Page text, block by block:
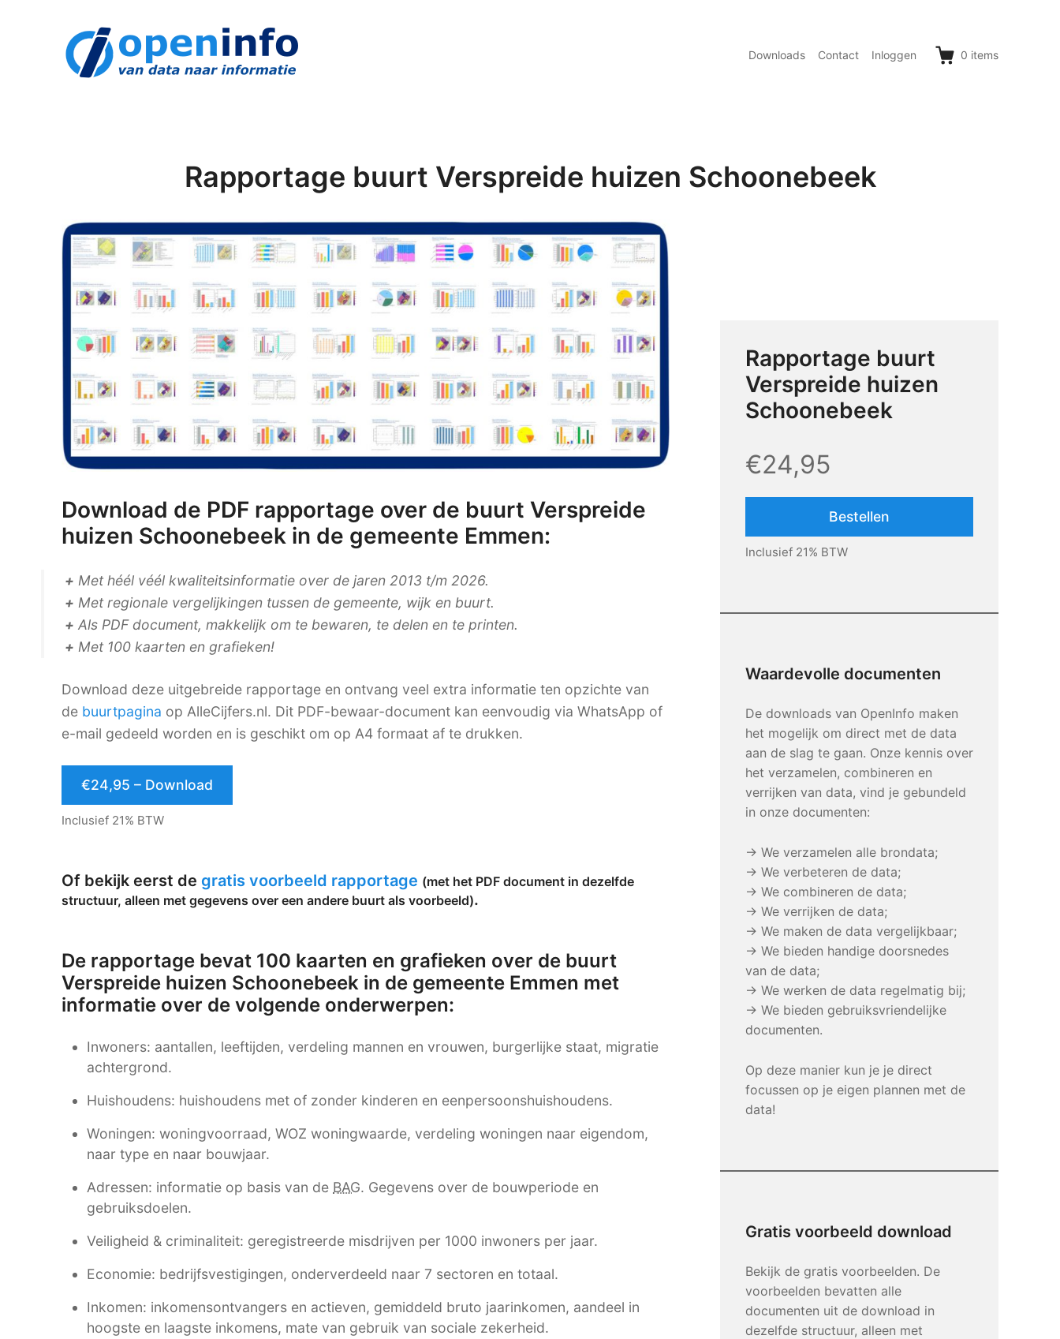
Downloads Contact Inloggen 0 items
Rapportage buurt Verspreide huizen Schoonebeek
Download de PDF rapportage over de buurt Verspreide
huizen Schoonebeek in de gemeente Emmen:
+ Met héél véél kwaliteitsinformatie over de jaren 2013 t/m 2026.
+ Met regionale vergelijkingen tussen de gemeente, wijk en buurt.
+ Als PDF document, makkelijk om te bewaren, te delen en te printen.
+ Met 100 kaarten en grafieken!
Download deze uitgebreide rapportage en ontvang veel extra informatie ten opzichte van
de buurtpagina op AlleCijfers.nl. Dit PDF-bewaar-document kan eenvoudig via WhatsApp of
e-mail gedeeld worden en is geschikt om op A4 formaat af te drukken.
€24,95 – Download
Inclusief 21% BTW
Of bekijk eerst de gratis voorbeeld rapportage (met het PDF document in dezelfde
structuur, alleen met gegevens over een andere buurt als voorbeeld).
De rapportage bevat 100 kaarten en grafieken over de buurt
Verspreide huizen Schoonebeek in de gemeente Emmen met
informatie over de volgende onderwerpen:
Inwoners: aantallen, leeftijden, verdeling mannen en vrouwen, burgerlijke staat, migratie
achtergrond.
Huishoudens: huishoudens met of zonder kinderen en eenpersoonshuishoudens.
Woningen: woningvoorraad, WOZ woningwaarde, verdeling woningen naar eigendom,
naar type en naar bouwjaar.
Adressen: informatie op basis van de BAG. Gegevens over de bouwperiode en
gebruiksdoelen.
Veiligheid & criminaliteit: geregistreerde misdrijven per 1000 inwoners per jaar.
Economie: bedrijfsvestigingen, onderverdeeld naar 7 sectoren en totaal.
Inkomen: inkomensontvangers en actieven, gemiddeld bruto jaarinkomen, aandeel in
hoogste en laagste inkomens, mate van gebruik van sociale zekerheid.
Rapportage buurt
Verspreide huizen
Schoonebeek
€24,95
Bestellen
Inclusief 21% BTW
Waardevolle documenten
De downloads van OpenInfo maken
het mogelijk om direct met de data
aan de slag te gaan. Onze kennis over
het verzamelen, combineren en
verrijken van data, vind je gebundeld
in onze documenten:
→ We verzamelen alle brondata;
→ We verbeteren de data;
→ We combineren de data;
→ We verrijken de data;
→ We maken de data vergelijkbaar;
→ We bieden handige doorsnedes
van de data;
→ We werken de data regelmatig bij;
→ We bieden gebruiksvriendelijke
documenten.
Op deze manier kun je je direct
focussen op je eigen plannen met de
data!
Gratis voorbeeld download
Bekijk de gratis voorbeelden. De
voorbeelden bevatten alle
documenten uit de download in
dezelfde structuur, alleen met